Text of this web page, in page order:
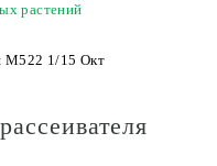
растений
М522 1/15 Окт